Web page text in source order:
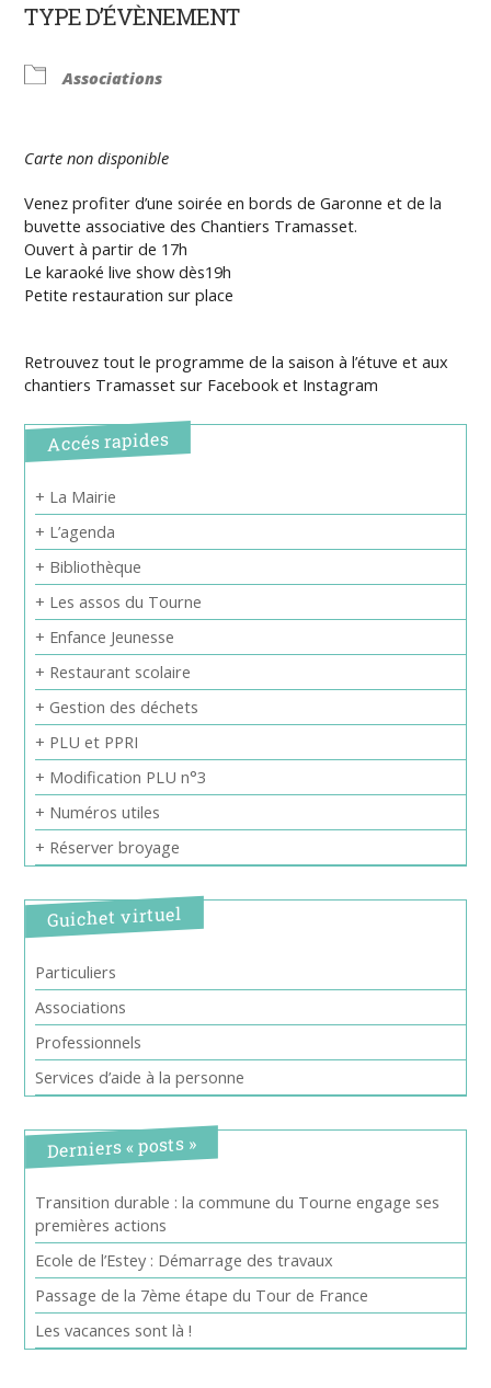
TYPE D’ÉVÈNEMENT
Associations
Carte non disponible
Venez profiter d’une soirée en bords de Garonne et de la
buvette associative des Chantiers Tramasset.
Ouvert à partir de 17h
Le karaoké live show dès19h
Petite restauration sur place
Retrouvez tout le programme de la saison à l’étuve et aux
chantiers Tramasset sur Facebook et Instagram
Accés rapides
+ La Mairie
+ L’agenda
+ Bibliothèque
+ Les assos du Tourne
+ Enfance Jeunesse
+ Restaurant scolaire
+ Gestion des déchets
+ PLU et PPRI
+ Modification PLU n°3
+ Numéros utiles
+ Réserver broyage
Guichet virtuel
Particuliers
Associations
Professionnels
Services d’aide à la personne
Derniers « posts »
Transition durable : la commune du Tourne engage ses
premières actions
Ecole de l’Estey : Démarrage des travaux
Passage de la 7ème étape du Tour de France
Les vacances sont là !